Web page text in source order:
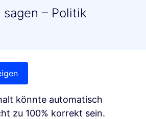
– Politik
könnte automatisch
zu 100% korrekt sein.